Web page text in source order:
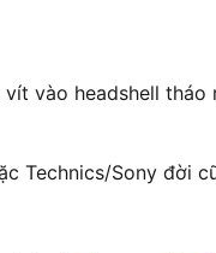
vít vào headshell tháo
Technics/Sony đời